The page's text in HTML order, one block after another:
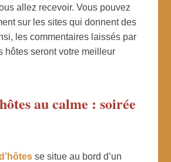
allez recevoir. Vous pouvez
sur les sites qui donnent des
les commentaires laissés par
hôtes seront votre meilleur
au calme : soirée
se situe au bord d’un